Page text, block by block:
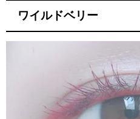
ワイルドベリー